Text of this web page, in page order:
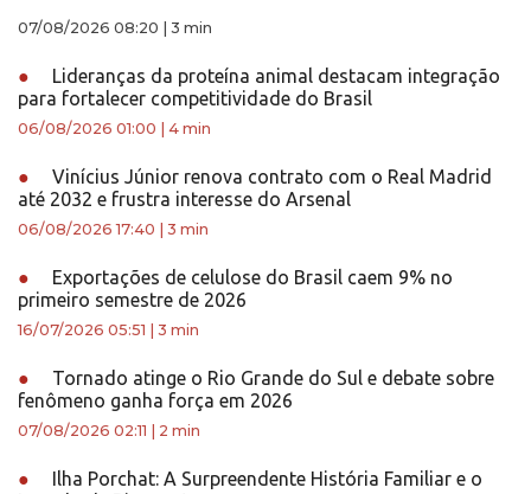
07/08/2026 08:20 3 min
●
Lideranças da proteína animal destacam integração
para fortalecer competitividade do Brasil
06/08/2026 01:00 4 min
●
Vinícius Júnior renova contrato com o Real Madrid
até 2032 e frustra interesse do Arsenal
06/08/2026 17:40 3 min
●
Exportações de celulose do Brasil caem 9% no
primeiro semestre de 2026
16/07/2026 05:51 3 min
●
Tornado atinge o Rio Grande do Sul e debate sobre
fenômeno ganha força em 2026
07/08/2026 02:11 2 min
●
Ilha Porchat: A Surpreendente História Familiar e o